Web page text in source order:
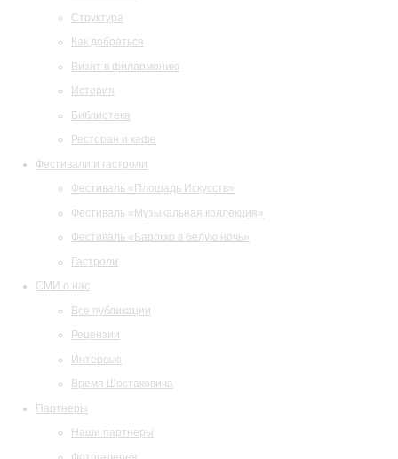
Структура
Как добраться
Визит в филармонию
История
Библиотека
Ресторан и кафе
Фестивали и гастроли
Фестиваль «Площадь Искусств»
Фестиваль «Музыкальная коллекция»
Фестиваль «Барокко в белую ночь»
Гастроли
СМИ о нас
Все публикации
Рецензии
Интервью
Время Шостаковича
Партнеры
Наши партнеры